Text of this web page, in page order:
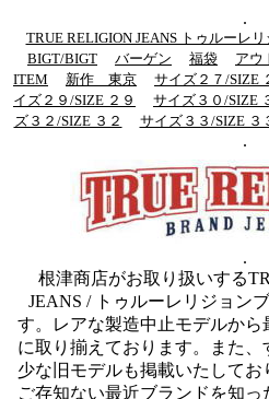
.
TRUE RELIGION JEANS トゥルーレ
BIGT/BIGT
バーゲン 福袋 アウ
ITEM
新作 東京 サイズ２７/SIZE
イズ２９/SIZE ２９
サイズ３０/SIZE
ズ３２/SIZE ３２
サイズ３３/SIZE ３
.
.
根津商店がお取り扱いする
JEANS / トゥルーレリジョン
す。レアな製造中止モデルか
に取り揃えております。また
少な旧モデルも掲載いたして
ご存知ない最近ブランドを知